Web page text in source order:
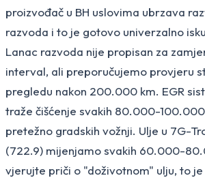
proizvođač u BH uslovima ubrzava
razvoda i to je gotovo univerzalno
Lanac razvoda nije propisan za
interval, ali preporučujemo provjeru
pregledu nakon 200.000 km. EGR
traže čišćenje svakih 80.000-
pretežno gradskih vožnji. Ulje u 7G-
(722.9) mijenjamo svakih 60.000-
vjerujte priči o "doživotnom" ulju, to